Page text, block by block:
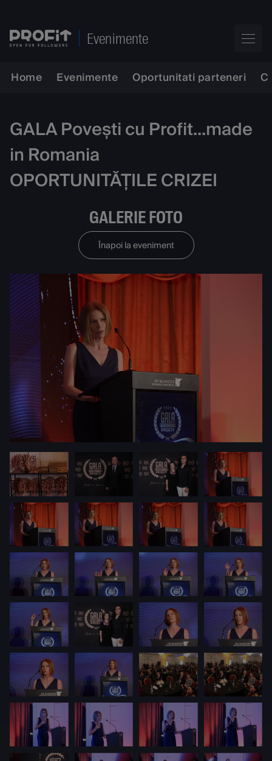
Evenimente
Home Evenimente Oportunitati parteneri
GALA Povești cu Profit...made
in Romania
OPORTUNITĂȚILE CRIZEI
GALERIE FOTO
Înapoi la eveniment